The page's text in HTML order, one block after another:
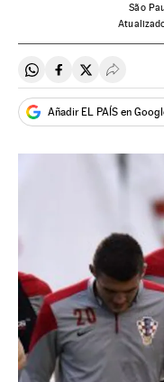
São
Compartir en
Compartir en
Compartir
Añadir EL PAÍS en